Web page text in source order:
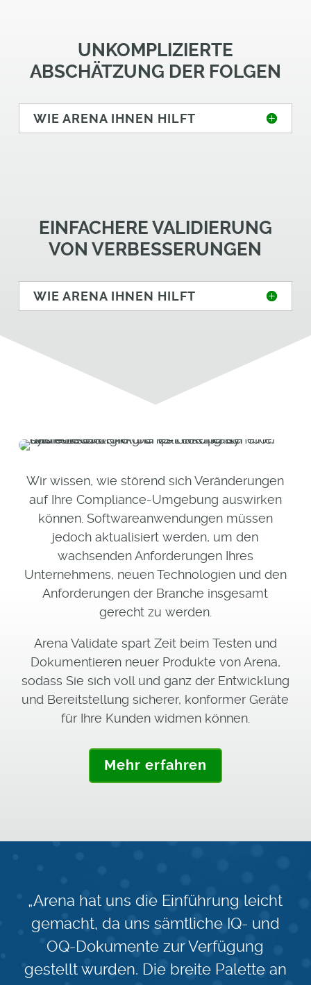
UNKOMPLIZIERTE
ABSCHÄTZUNG DER FOLGEN
WIE ARENA IHNEN HILFT
EINFACHERE VALIDIERUNG
VON VERBESSERUNGEN
WIE ARENA IHNEN HILFT
Wir wissen, wie störend sich Veränderungen
auf Ihre Compliance-Umgebung auswirken
können. Softwareanwendungen müssen
jedoch aktualisiert werden, um den
wachsenden Anforderungen Ihres
Unternehmens, neuen Technologien und den
Anforderungen der Branche insgesamt
gerecht zu werden.
Arena Validate spart Zeit beim Testen und
Dokumentieren neuer Produkte von Arena,
sodass Sie sich voll und ganz der Entwicklung
und Bereitstellung sicherer, konformer Geräte
für Ihre Kunden widmen können.
Mehr erfahren
„Arena hat uns die Einführung leicht
gemacht, da uns sämtliche IQ- und
OQ-Dokumente zur Verfügung
gestellt wurden. Die breite Palette an